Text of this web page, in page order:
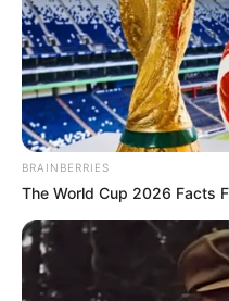
BRAINBERRIES
The World Cup 2026 Facts